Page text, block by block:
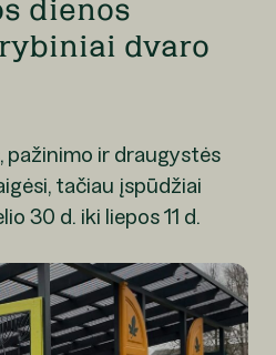
dienos
dvaro
pažinimo ir draugystės
tačiau įspūdžiai
30 d. iki liepos 11 d.